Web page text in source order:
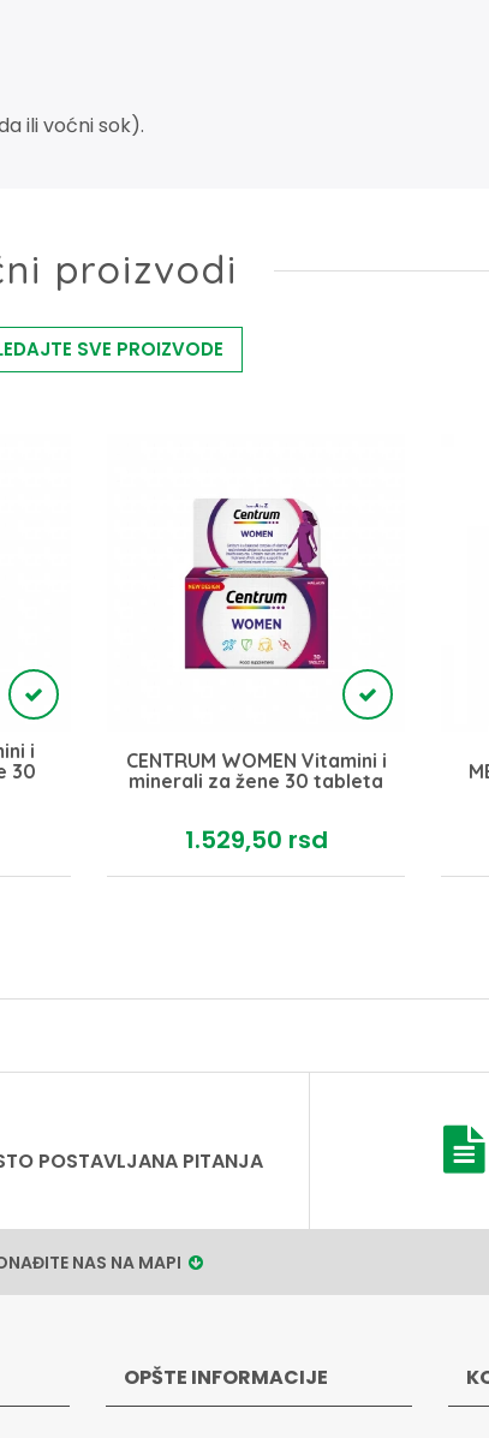
ili voćni sok).
proizvodi
SVE PROIZVODE
i
30
CENTRUM WOMEN Vitamini i
minerali za žene 30 tableta
1.529,50 rsd
POSTAVLJANA PITANJA
NAS NA MAPI
OPŠTE INFORMACIJE